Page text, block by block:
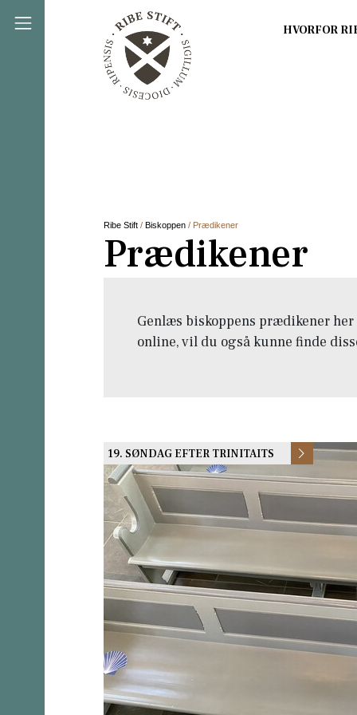
Direkte til indholdet
Ribe Stift / Biskoppen / Prædikener
Prædikener
Genlæs biskoppens prædikener
online, vil du også kunne finde
19. SØNDAG EFTER TRINITAITS